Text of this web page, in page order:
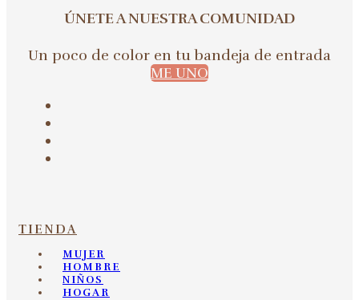
ÚNETE A NUESTRA COMUNIDAD
Un poco de color en tu bandeja de entrada
ME UNO
TIENDA
MUJER
HOMBRE
NIÑOS
HOGAR